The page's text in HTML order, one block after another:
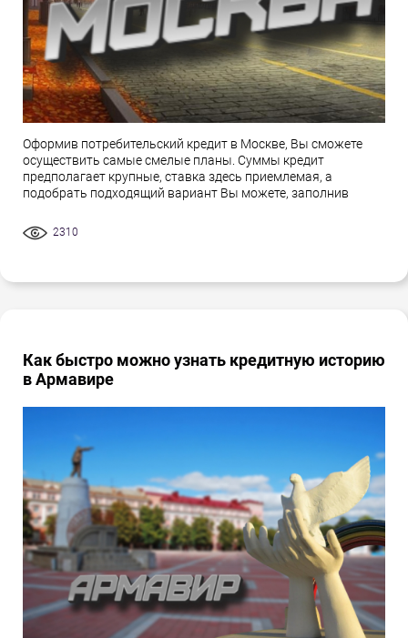
Оформив потребительский кредит в Москве, Вы сможете
осуществить самые смелые планы. Суммы кредит
предполагает крупные, ставка здесь приемлемая, а
подобрать подходящий вариант Вы можете, заполнив
2310
Как быстро можно узнать кредитную историю
в Армавире